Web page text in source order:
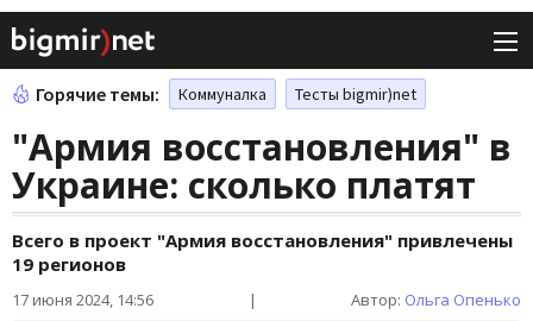
Горячие темы: Коммуналка Тесты bigmir)net
"Армия восстановления" в
Украине: сколько платят
Всего в проект "Армия восстановления" привлечены
19 регионов
17 июня 2024, 14:56 | Автор: Ольга Опенько